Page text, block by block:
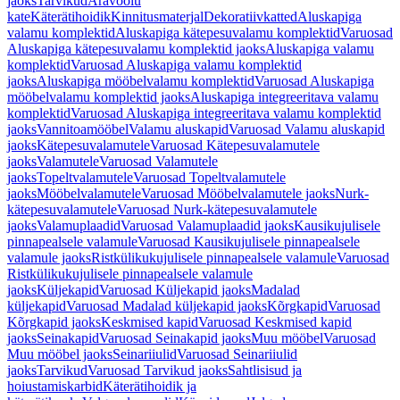
kateKäterätihoidikKinnitusmaterjalDekoratiivkattedAluskapiga
valamu komplektidAluskapiga kätepesuvalamu komplektidVaruosad
Aluskapiga kätepesuvalamu komplektid jaoksAluskapiga valamu
komplektidVaruosad Aluskapiga valamu komplektid
jaoksAluskapiga mööbelvalamu komplektidVaruosad Aluskapiga
mööbelvalamu komplektid jaoksAluskapiga integreeritava valamu
komplektidVaruosad Aluskapiga integreeritava valamu komplektid
jaoksVannitoamööbelValamu aluskapidVaruosad Valamu aluskapid
jaoksKätepesuvalamuteleVaruosad Kätepesuvalamutele
jaoksValamuteleVaruosad Valamutele
jaoksTopeltvalamuteleVaruosad Topeltvalamutele
jaoksMööbelvalamuteleVaruosad Mööbelvalamutele jaoksNurk-
kätepesuvalamuteleVaruosad Nurk-kätepesuvalamutele
jaoksValamuplaadidVaruosad Valamuplaadid jaoksKausikujulisele
pinnapealsele valamuleVaruosad Kausikujulisele pinnapealsele
valamule jaoksRistkülikukujulisele pinnapealsele valamuleVaruosad
Ristkülikukujulisele pinnapealsele valamule
jaoksKüljekapidVaruosad Küljekapid jaoksMadalad
küljekapidVaruosad Madalad küljekapid jaoksKõrgkapidVaruosad
Kõrgkapid jaoksKeskmised kapidVaruosad Keskmised kapid
jaoksSeinakapidVaruosad Seinakapid jaoksMuu mööbelVaruosad
Muu mööbel jaoksSeinariiulidVaruosad Seinariiulid
jaoksTarvikudVaruosad Tarvikud jaoksSahtlisisud ja
hoiustamiskarbidKäterätihoidik ja